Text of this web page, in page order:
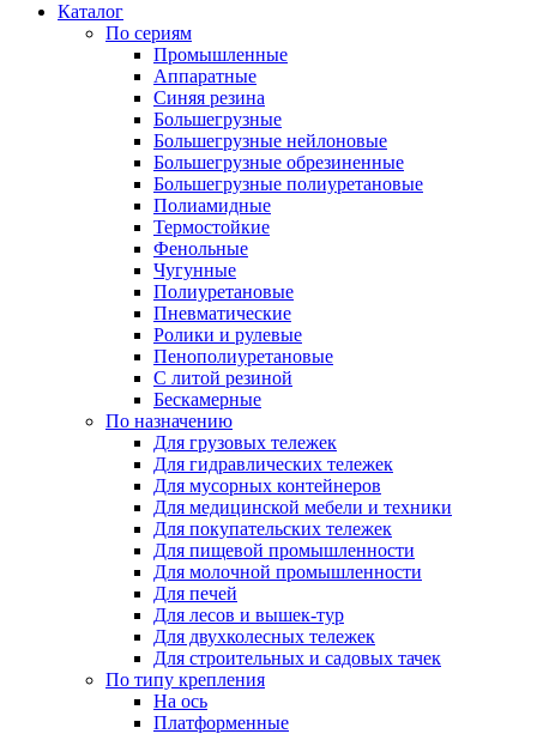
Каталог
По сериям
Промышленные
Аппаратные
Синяя резина
Большегрузные
Большегрузные нейлоновые
Большегрузные обрезиненные
Большегрузные полиуретановые
Полиамидные
Термостойкие
Фенольные
Чугунные
Полиуретановые
Пневматические
Ролики и рулевые
Пенополиуретановые
С литой резиной
Бескамерные
По назначению
Для грузовых тележек
Для гидравлических тележек
Для мусорных контейнеров
Для медицинской мебели и техники
Для покупательских тележек
Для пищевой промышленности
Для молочной промышленности
Для печей
Для лесов и вышек-тур
Для двухколесных тележек
Для строительных и садовых тачек
По типу крепления
На ось
Платформенные